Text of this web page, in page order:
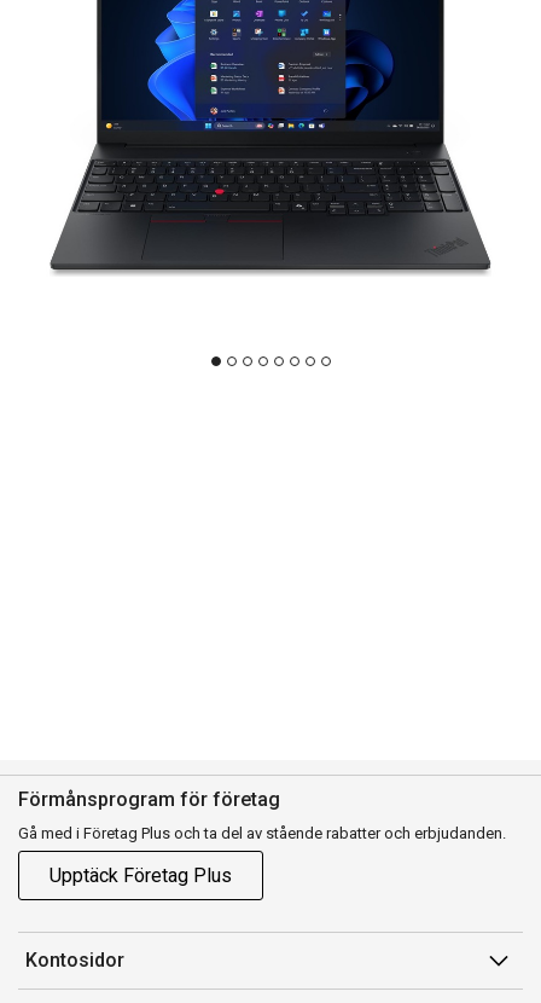
Förmånsprogram för företag
Gå med i Företag Plus och ta del av stående rabatter och erbjudanden.
Upptäck Företag Plus
Kontosidor